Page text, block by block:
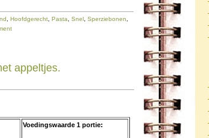
Hoofdgerecht Pasta Snel Sperziebonen
appeltjes.
Voedingswaarde 1 portie: